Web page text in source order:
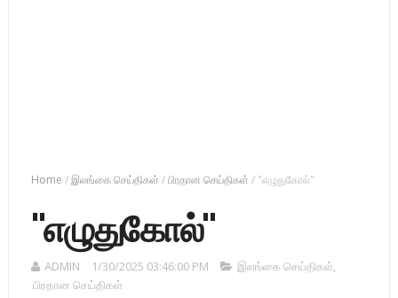
Home /இலங்கை செய்திகள் /பிரதான செய்திகள் / "எழுதுகோல்"
"எழுதுகோல்"
ADMIN 1/30/2025 03:46:00 PM இலங்கை செய்திகள்,
பிரதான செய்திகள்